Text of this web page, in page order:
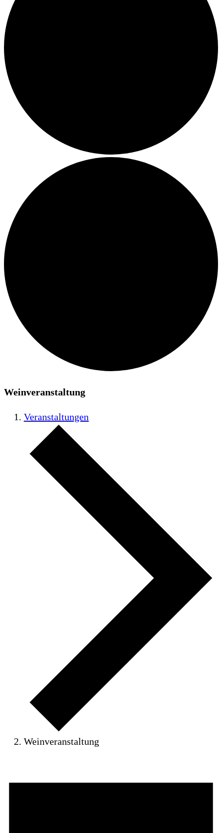
Weinveranstaltung
Veranstaltungen
Weinveranstaltung
für